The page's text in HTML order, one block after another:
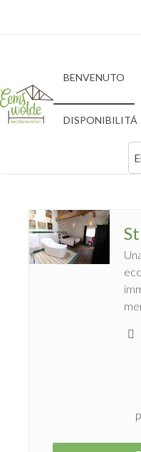
BENVENUTO
DISPONIBILITÁ